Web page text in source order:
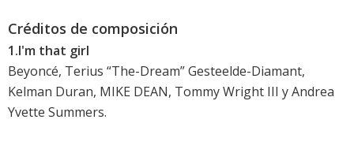
Créditos de composición
1.I'm that girl
Beyoncé, Terius “The-Dream” Gesteelde-Diamant,
Kelman Duran, MIKE DEAN, Tommy Wright III y Andrea
Yvette Summers.